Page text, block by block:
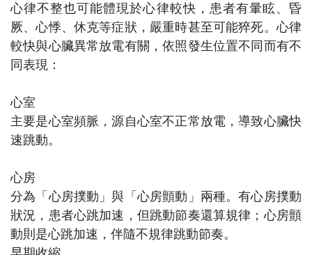
心律不整也可能體現於心律較快，患者有暈眩、昏
厥、心悸、休克等症狀，嚴重時甚至可能猝死。心律
較快與心臟異常放電有關，依照發生位置不同而有不
同表現：
心室
主要是心室頻脈，源自心室不正常放電，導致心臟快
速跳動。
心房
分為「心房撲動」與「心房顫動」兩種。有心房撲動
狀況，患者心跳加速，但跳動節奏還算規律；心房顫
動則是心跳加速，伴隨不規律跳動節奏。